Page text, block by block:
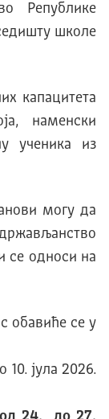
Републике
школе
капацитета
наменски
ученика из
могу да
се односи на
обавиће се у
10. јула 2026.